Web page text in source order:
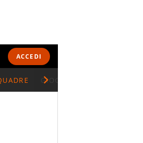
ACCEDI
E CLASSIFICHEGIOCATORI SERIE A